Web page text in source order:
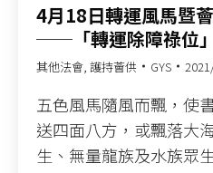
4月18日轉運風馬暨
──「轉運除障祿位
其他法會 護持薈供 GYS
五色風馬隨風而飄，使
送四面八方，或飄落大
生、無量龍族及水族眾